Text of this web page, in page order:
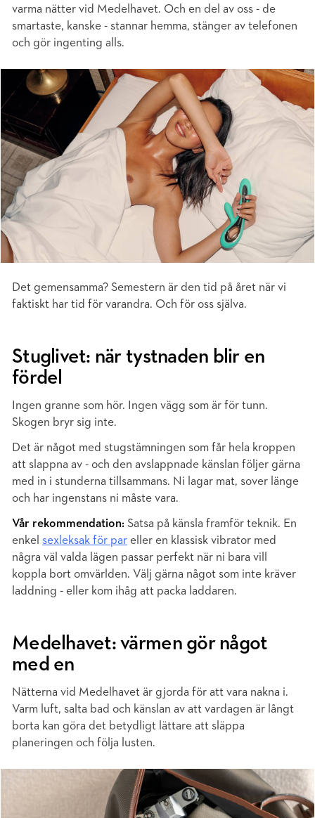
varma nätter vid Medelhavet. Och en del av oss - de
smartaste, kanske - stannar hemma, stänger av telefonen
och gör ingenting alls.
Det gemensamma? Semestern är den tid på året när vi
faktiskt har tid för varandra. Och för oss själva.
Stuglivet: när tystnaden blir en
fördel
Ingen granne som hör. Ingen vägg som är för tunn.
Skogen bryr sig inte.
Det är något med stugstämningen som får hela kroppen
att slappna av - och den avslappnade känslan följer gärna
med in i stunderna tillsammans. Ni lagar mat, sover länge
och har ingenstans ni måste vara.
Vår rekommendation: Satsa på känsla framför teknik. En
enkel sexleksak för par eller en klassisk vibrator med
några väl valda lägen passar perfekt när ni bara vill
koppla bort omvärlden. Välj gärna något som inte kräver
laddning - eller kom ihåg att packa laddaren.
Medelhavet: värmen gör något
med en
Nätterna vid Medelhavet är gjorda för att vara nakna i.
Varm luft, salta bad och känslan av att vardagen är långt
borta kan göra det betydligt lättare att släppa
planeringen och följa lusten.